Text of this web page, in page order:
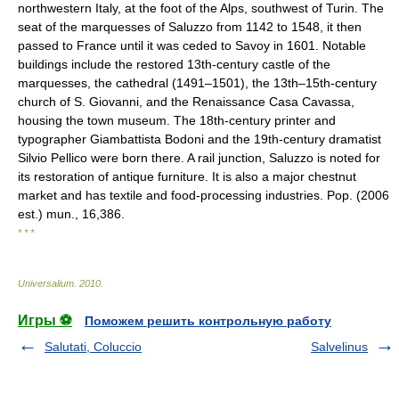
northwestern Italy, at the foot of the Alps, southwest of Turin. The
seat of the marquesses of Saluzzo from 1142 to 1548, it then
passed to France until it was ceded to Savoy in 1601. Notable
buildings include the restored 13th-century castle of the
marquesses, the cathedral (1491–1501), the 13th–15th-century
church of S. Giovanni, and the Renaissance Casa Cavassa,
housing the town museum. The 18th-century printer and
typographer Giambattista Bodoni and the 19th-century dramatist
Silvio Pellico were born there. A rail junction, Saluzzo is noted for
its restoration of antique furniture. It is also a major chestnut
market and has textile and food-processing industries. Pop. (2006
est.) mun., 16,386.
* * *
Universalium 2010
Игры ⚽
Поможем решить контрольную работу
Salutati, Coluccio
Salvelinus